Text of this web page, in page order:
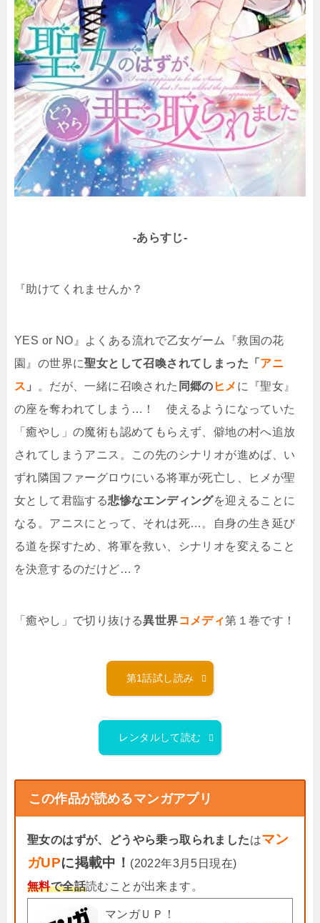
-あらすじ-
『助けてくれませんか？
YES or NO』よくある流れで乙女ゲーム『救国の花
園』の世界に聖女として召喚されてしまった「 アニ
ス 」 。だが、一緒に召喚された 同郷の ヒメ に『聖女』
の座を奪われてしまう…！ 使えるようになっていた
「癒やし」の魔術も認めてもらえず、僻地の村へ追放
されてしまうアニス。この先のシナリオが進めば、い
ずれ隣国ファーグロウにいる将軍が死亡し、ヒメが聖
女として君臨する悲惨なエンディングを迎えることに
なる。アニスにとって、それは死…。自身の生き延び
る道を探すため、将軍を救い、シナリオを変えること
を決意するのだけど…？
「癒やし」で切り抜ける異世界コメディ第１巻です！
第1話試し読み
レンタルして読む
この作品が読めるマンガアプリ
聖女のはずが、どうやら乗っ取られましたはマン
ガUPに掲載中！ (2022年3月5日現在)
無料で全話読むことが出来ます。
マンガＵＰ！